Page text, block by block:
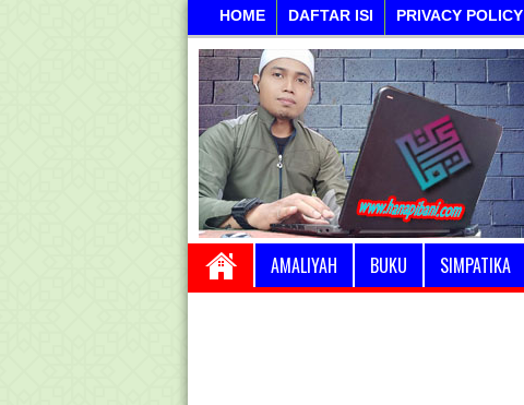
HOME DAFTAR ISI PRIVACY POLICY
AMALIYAH BUKU SIMPATIKA